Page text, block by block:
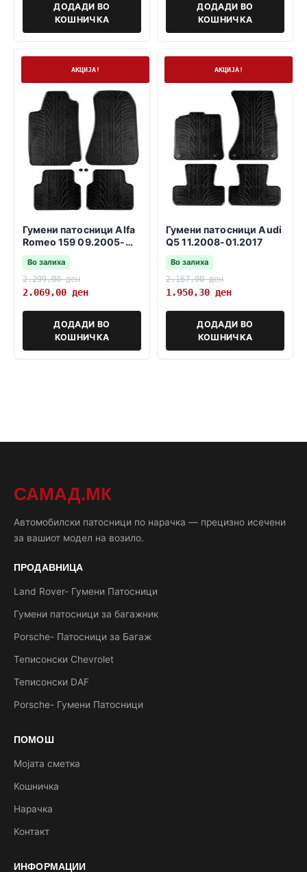
ДОДАДИ ВО
КОШНИЧКА
ДОДАДИ ВО
КОШНИЧКА
АКЦИЈА!
Гумени патосници Alfa
Romeo 159 09.2005-
11.2011
Во залиха
2.299,00ден
2.069,00 ден
ДОДАДИ ВО
КОШНИЧКА
АКЦИЈА!
Гумени патосници Audi
Q5 11.2008-01.2017
Во залиха
2.167,00ден
1.950,30 ден
ДОДАДИ ВО
КОШНИЧКА
САМАД.МК
Автомобилски патосници по нарачка — прецизно исечени
за вашиот модел на возило.
ПРОДАВНИЦА
Land Rover- Гумени Патосници
Гумени патосници за багажник
Porsche- Патосници за Багаж
Теписонски Chevrolet
Теписонски DAF
Porsche- Гумени Патосници
ПОМОШ
Мојата сметка
Кошничка
Нарачка
Контакт
ИНФОРМАЦИИ